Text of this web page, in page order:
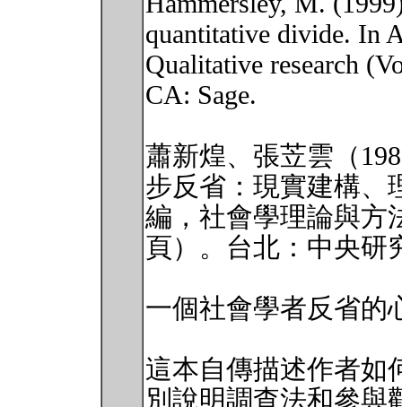
quantitative divide. In
Qualitative research
CA: Sage.
蕭新煌、張苙雲（
步反省：現實建構、
編，社會學理論與方
頁）。台北：中央研
一個社會學者反省的
這本自傳描述作者如
別說明調查法和參與